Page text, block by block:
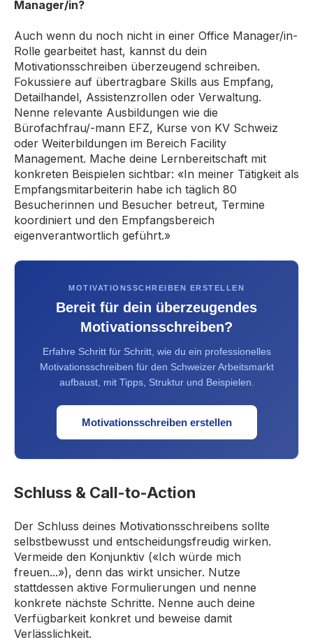
Manager/in?
Auch wenn du noch nicht in einer Office Manager/in-
Rolle gearbeitet hast, kannst du dein
Motivationsschreiben überzeugend schreiben.
Fokussiere auf übertragbare Skills aus Empfang,
Detailhandel, Assistenzrollen oder Verwaltung.
Nenne relevante Ausbildungen wie die
Bürofachfrau/-mann EFZ, Kurse von KV Schweiz
oder Weiterbildungen im Bereich Facility
Management. Mache deine Lernbereitschaft mit
konkreten Beispielen sichtbar: «In meiner Tätigkeit als
Empfangsmitarbeiterin habe ich täglich 80
Besucherinnen und Besucher betreut, Termine
koordiniert und den Empfangsbereich
eigenverantwortlich geführt.»
MOTIVATIONSSCHREIBEN ERSTELLEN
Bereit für dein überzeugendes
Motivationsschreiben?
Erfahre Schritt für Schritt, wie du ein professionelles
Motivationsschreiben für den Schweizer Arbeitsmarkt
aufbaust, mit Tipps, Struktur und Beispielen.
Motivationsschreiben erstellen
Schluss & Call-to-Action
Der Schluss deines Motivationsschreibens sollte
selbstbewusst und entscheidungsfreudig wirken.
Vermeide den Konjunktiv («Ich würde mich
freuen...»), denn das wirkt unsicher. Nutze
stattdessen aktive Formulierungen und nenne
konkrete nächste Schritte. Nenne auch deine
Verfügbarkeit konkret und beweise damit
Verlässlichkeit.